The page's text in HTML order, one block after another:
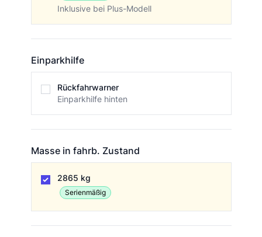
Inklusive bei Plus-Modell
Einparkhilfe
Rückfahrwarner
Einparkhilfe hinten
Masse in fahrb. Zustand
2865 kg
Serienmäßig